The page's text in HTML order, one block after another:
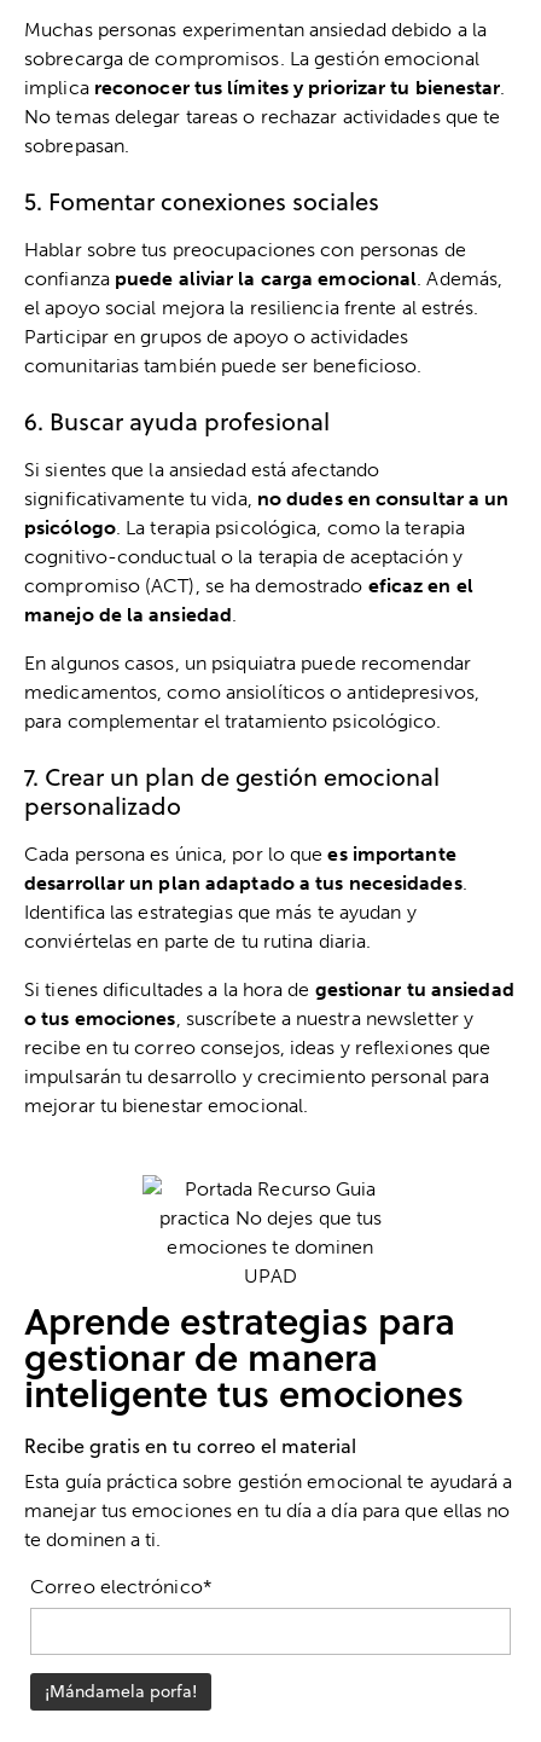
Muchas personas experimentan ansiedad debido a la
sobrecarga de compromisos. La gestión emocional
implica reconocer tus límites y priorizar tu bienestar.
No temas delegar tareas o rechazar actividades que te
sobrepasan.
5. Fomentar conexiones sociales
Hablar sobre tus preocupaciones con personas de
confianza puede aliviar la carga emocional. Además,
el apoyo social mejora la resiliencia frente al estrés.
Participar en grupos de apoyo o actividades
comunitarias también puede ser beneficioso.
6. Buscar ayuda profesional
Si sientes que la ansiedad está afectando
significativamente tu vida, no dudes en consultar a un
psicólogo. La terapia psicológica, como la terapia
cognitivo-conductual o la terapia de aceptación y
compromiso (ACT), se ha demostrado eficaz en el
manejo de la ansiedad.
En algunos casos, un psiquiatra puede recomendar
medicamentos, como ansiolíticos o antidepresivos,
para complementar el tratamiento psicológico.
7. Crear un plan de gestión emocional
personalizado
Cada persona es única, por lo quees importante
desarrollar un plan adaptado a tus necesidades.
Identifica las estrategias que más te ayudan y
conviértelas en parte de tu rutina diaria.
Si tienes dificultades a la hora de gestionar tu ansiedad
o tus emociones, suscríbete a nuestra newsletter y
recibe en tu correo consejos, ideas y reflexiones que
impulsarán tu desarrollo y crecimiento personal para
mejorar tu bienestar emocional.
Aprende estrategias para
gestionar de manera
inteligente tus emociones
Recibe gratis en tu correo el material
Esta guía práctica sobre gestión emocional te ayudará a
manejar tus emociones en tu día a día para que ellas no
te dominen a ti.
Correo electrónico*